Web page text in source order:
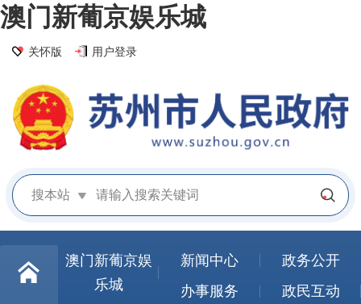
澳门新葡京娱乐城
关怀版 用户登录
搜本站
澳门新葡京娱
乐城
新闻中心
政务公开
办事服务
政民互动